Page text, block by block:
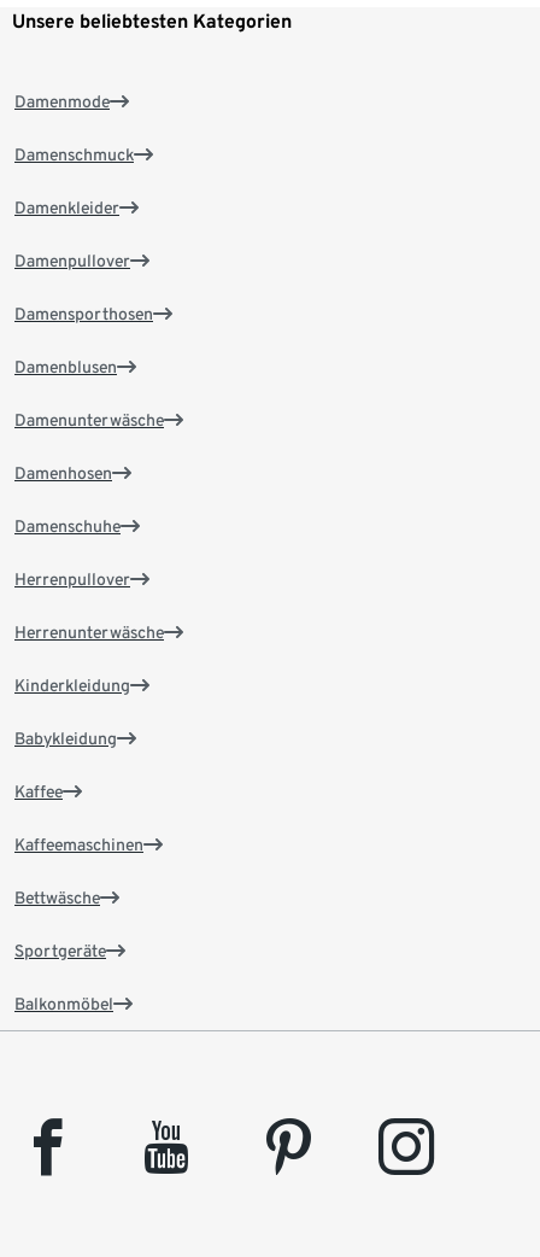
Unsere beliebtesten Kategorien
Damenmode
Damenschmuck
Damenkleider
Damenpullover
Damensporthosen
Damenblusen
Damenunterwäsche
Damenhosen
Damenschuhe
Herrenpullover
Herrenunterwäsche
Kinderkleidung
Babykleidung
Kaffee
Kaffeemaschinen
Bettwäsche
Sportgeräte
Balkonmöbel
facebook youtube pinterest instagram